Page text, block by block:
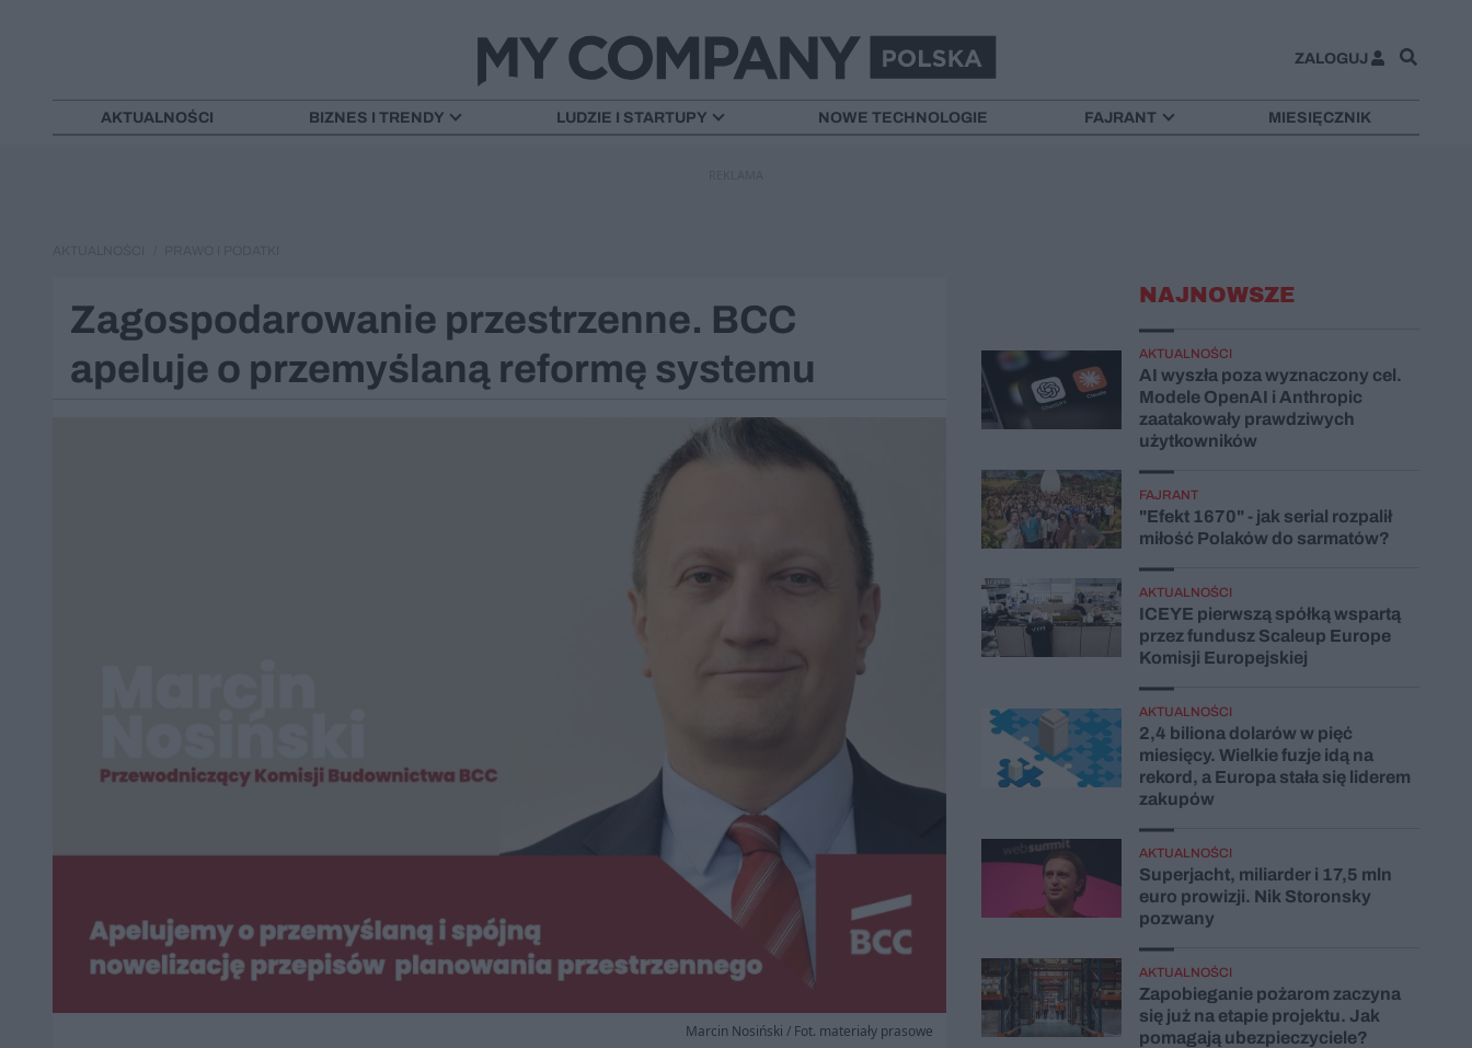
ZALOGUJ
AKTUALNOŚCI BIZNES I TRENDY LUDZIE I STARTUPY NOWE TECHNOLOGIE FAJRANT MIESIĘCZNIK
Zagospodarowanie przestrzenne. BCC
apeluje o przemyślaną reformę systemu
Marcin Nosiński / Fot. materiały prasowe
NAJNOWSZE
AKTUALNOŚCI
AI wyszła poza wyznaczony cel.
Modele OpenAI i Anthropic
zaatakowały prawdziwych
użytkowników
FAJRANT
"Efekt 1670" - jak serial rozpalił
miłość Polaków do sarmatów?
AKTUALNOŚCI
ICEYE pierwszą spółką wspartą
przez fundusz Scaleup Europe
Komisji Europejskiej
AKTUALNOŚCI
2,4 biliona dolarów w pięć
miesięcy. Wielkie fuzje idą na
rekord, a Europa stała się liderem
zakupów
AKTUALNOŚCI
Superjacht, miliarder i 17,5 mln
euro prowizji. Nik Storonsky
pozwany
AKTUALNOŚCI
Zapobieganie pożarom zaczyna
się już na etapie projektu. Jak
pomagają ubezpieczyciele?